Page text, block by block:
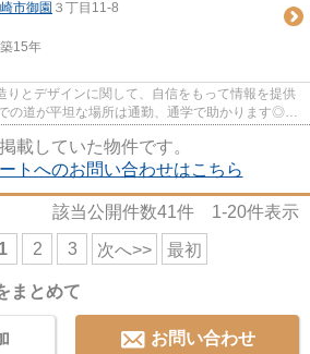
市御園 ３丁目11-8
15年
とデザインに関して、自信をもって情報を提供
の道が平坦な場所は通勤、通学で助かります◎こ
載していた物件です。
トへのお問い合わせはこちら
該当公開件数41件 1-20件表示
1 2 3 次へ>> 最初
まとめて
お問い合わせ